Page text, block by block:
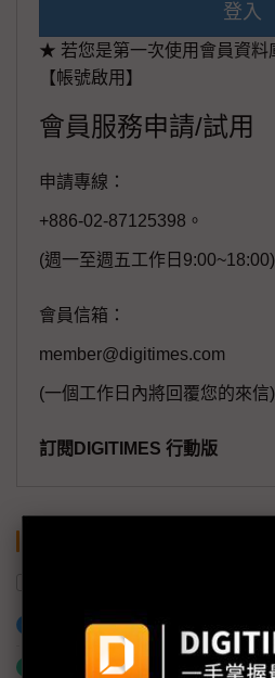
登入
★ 若您是第一次使用會員資料
【帳號啟用】
會員服務申請/試用
申請專線：
+886-02-87125398。
(週一至週五工作日9:00~18:00)
會員信箱：
member@digitimes.com
(一個工作日內將回覆您的來信)
訂閱DIGITIMES 行動版
加入已選取到「關鍵字追蹤」
什麼是「關鍵字追蹤」